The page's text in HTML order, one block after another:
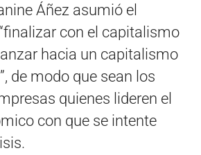
Áñez asumió el
con el capitalismo
hacia un capitalismo
de modo que sean los
quienes lideren el
con que se intente